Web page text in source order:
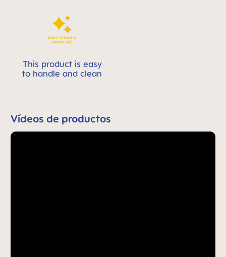
This product is easy
to handle and clean
Vídeos de productos